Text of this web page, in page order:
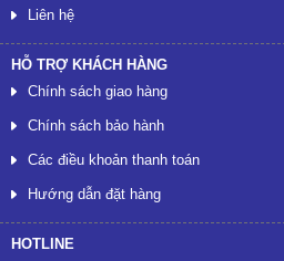
Liên hệ
HỖ TRỢ KHÁCH HÀNG
Chính sách giao hàng
Chính sách bảo hành
Các điều khoản thanh toán
Hướng dẫn đặt hàng
HOTLINE